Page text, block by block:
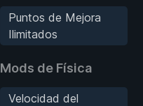
Puntos de Mejora
Ilimitados
Mods de Física
Velocidad del